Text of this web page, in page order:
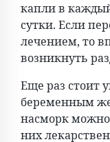
капли в
сутки. Если
лечением, то
возникнуть
Еще раз стоит
беременным
насморк
них